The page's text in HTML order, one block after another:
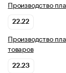
Производство
22.22
Производство
товаров
22.23